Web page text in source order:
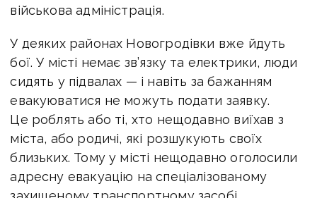
військова адміністрація.
У деяких районах Новогродівки вже йдуть
бої. У місті немає зв’язку та електрики, люди
сидять у підвалах — і навіть за бажанням
евакуюватися не можуть подати заявку.
Це роблять або ті, хто нещодавно виїхав з
міста, або родичі, які розшукують своїх
близьких. Тому у місті нещодавно оголосили
адресну евакуацію на спеціалізованому